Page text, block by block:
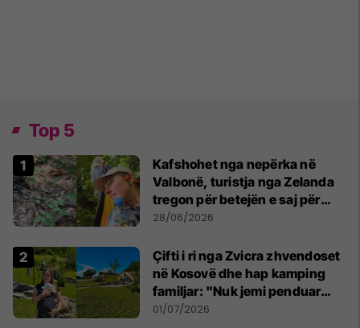
Top 5
Kafshohet nga nepërka në
Valbonë, turistja nga Zelanda
tregon për betejën e saj për
mbijetesë
28/06/2026
Çifti i ri nga Zvicra zhvendoset
në Kosovë dhe hap kamping
familjar: "Nuk jemi penduar
asnjë ditë"
01/07/2026